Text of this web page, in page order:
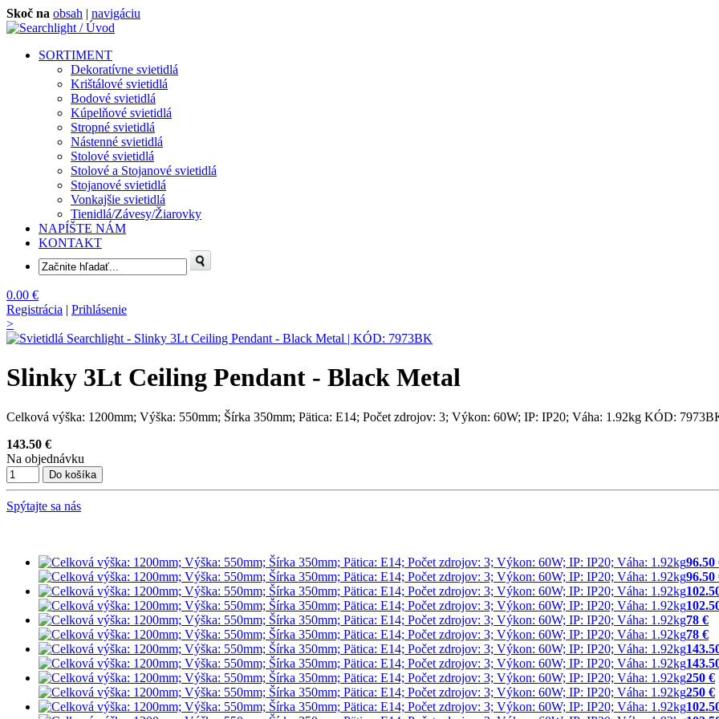
Skoč na obsah | navigáciu
SORTIMENT
Dekoratívne svietidlá
Krištálové svietidlá
Bodové svietidlá
Kúpelňové svietidlá
Stropné svietidlá
Nástenné svietidlá
Stolové svietidlá
Stolové a Stojanové svietidlá
Stojanové svietidlá
Vonkajšie svietidlá
Tienidlá/Závesy/Žiarovky
NAPÍŠTE NÁM
KONTAKT
0.00 €
Registrácia | Prihlásenie
>
Slinky 3Lt Ceiling Pendant - Black Metal
Celková výška: 1200mm; Výška: 550mm; Šírka 350mm; Pätica: E14; Počet zdrojov: 3; Výkon: 60W; IP: IP20; Váha: 1.92kg KÓD:
143.50 €
Na objednávku
Spýtajte sa nás
96.50
96.50
78 €
78 €
250 €
250 €